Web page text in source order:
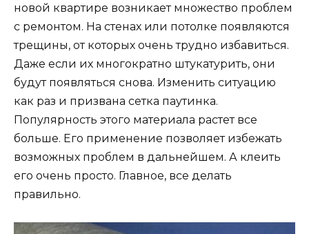
новой квартире возникает множество проблем
с ремонтом. На стенах или потолке появляются
трещины, от которых очень трудно избавиться.
Даже если их многократно штукатурить, они
будут появляться снова. Изменить ситуацию
как раз и призвана сетка паутинка.
Популярность этого материала растет все
больше. Его применение позволяет избежать
возможных проблем в дальнейшем. А клеить
его очень просто. Главное, все делать
правильно.